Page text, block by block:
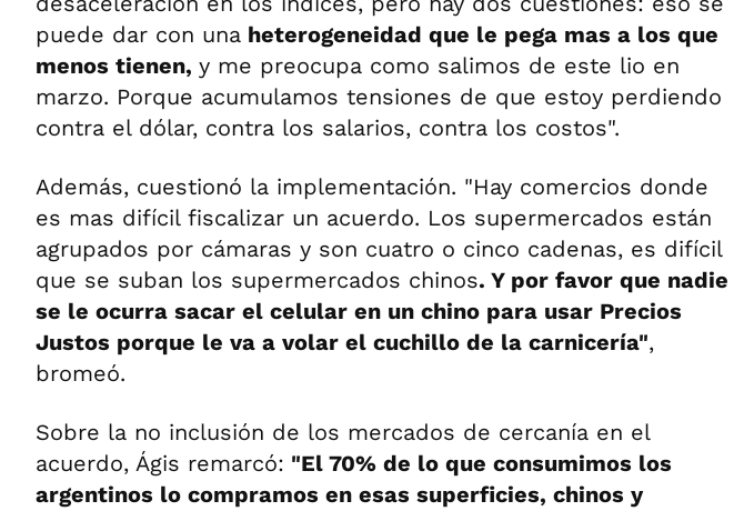
puede dar con una heterogeneidad que le pega mas a los que
menos tienen, y me preocupa como salimos de este lio en
marzo. Porque acumulamos tensiones de que estoy perdiendo
contra el dólar, contra los salarios, contra los costos".
Además, cuestionó la implementación. "Hay comercios donde
es mas difícil fiscalizar un acuerdo. Los supermercados están
agrupados por cámaras y son cuatro o cinco cadenas, es difícil
que se suban los supermercados chinos. Y por favor que nadie
se le ocurra sacar el celular en un chino para usar Precios
Justos porque le va a volar el cuchillo de la carnicería",
bromeó.
Sobre la no inclusión de los mercados de cercanía en el
acuerdo, Ágis remarcó: "El 70% de lo que consumimos los
argentinos lo compramos en esas superficies, chinos y